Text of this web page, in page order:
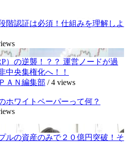
階認証は必須！仕組みを理解しよ
）の逆襲！？？ 運営ノードが過
中央集権化へ！！
ＡＮ編集部 /4 views
ホワイトペーパーって何？
ルの資産のみで２０億円突破！そ